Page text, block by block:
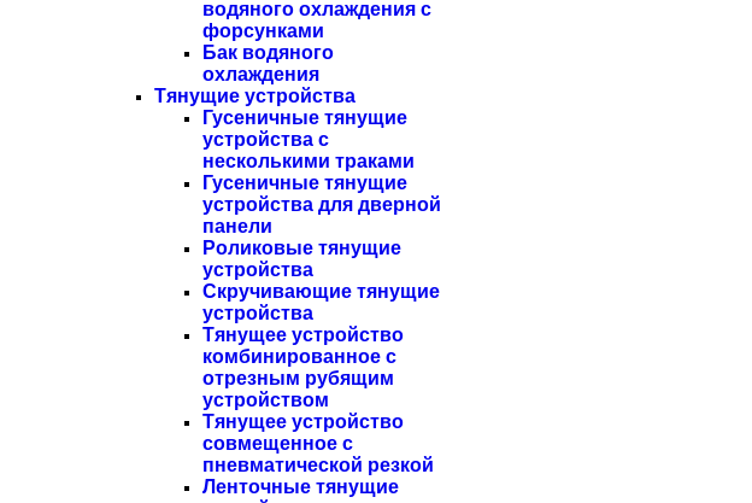
водяного охлаждения с
форсунками
Бак водяного
охлаждения
Тянущие устройства
Гусеничные тянущие
устройства с
несколькими траками
Гусеничные тянущие
устройства для дверной
панели
Роликовые тянущие
устройства
Скручивающие тянущие
устройства
Тянущее устройство
комбинированное с
отрезным рубящим
устройством
Тянущее устройство
совмещенное с
пневматической резкой
Ленточные тянущие